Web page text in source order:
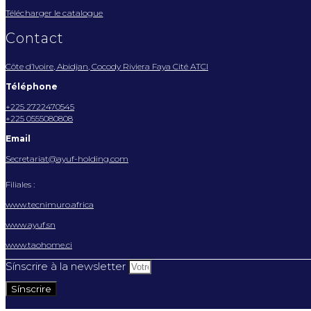
Télécharger le catalogue
Contact
Côte d’Ivoire, Abidjan, Cocody Riviera Faya Cité ATCI
Téléphone
+225 2722470545
+225 0555080808
Email
Secretariat@ayuf-holding.com
Filiales :
www.tecnimuro.africa
www.ayuf.sn
www.taohome.ci
Sínscrire à la newsletter
Sínscrire